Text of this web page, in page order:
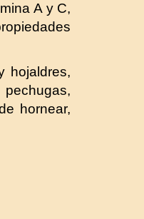
A y C,
hojaldres,
hornear,